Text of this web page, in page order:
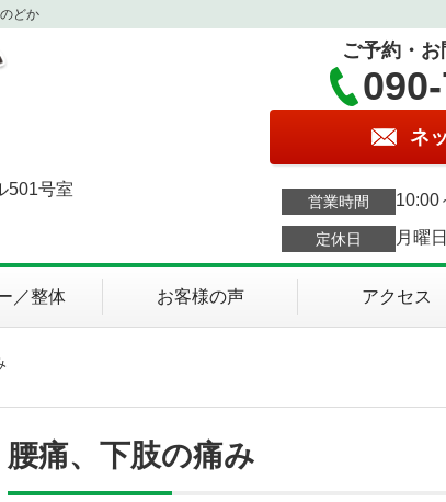
どか
501号室
ご予約・
ネ
営業時間
定休日 月曜
／整体 お客様の声 アクセス
腰痛、下肢の痛み